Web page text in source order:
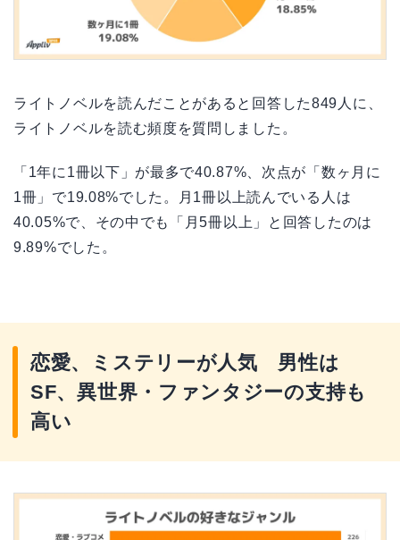
ライトノベルを読んだことがあると回答した849人に、
ライトノベルを読む頻度を質問しました。
「1年に1冊以下」が最多で40.87%、次点が「数ヶ月に
1冊」で19.08%でした。月1冊以上読んでいる人は
40.05%で、その中でも「月5冊以上」と回答したのは
9.89%でした。
恋愛、ミステリーが人気 男性は
SF、異世界・ファンタジーの支持も
高い